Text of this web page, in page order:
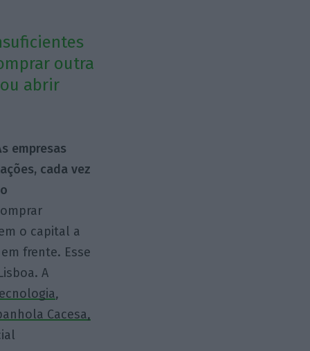
outra
abrir
empresas
cada vez
o capital a
frente. Esse
A
,
Cacesa,